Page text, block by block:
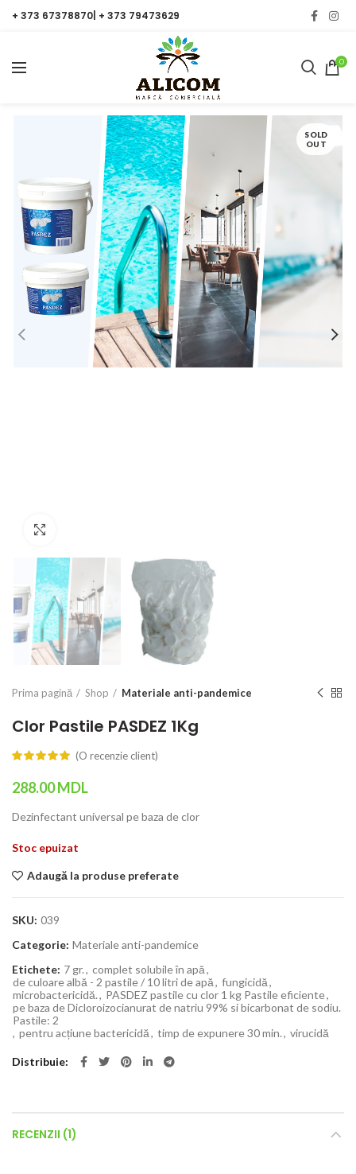
+ 373 67378870| + 373 79473629
0
SOLD
OUT
Prima pagină Shop Materiale anti-pandemice
Clor Pastile PASDEZ 1Kg
(O recenzie client)
288.00MDL
Dezinfectant universal pe baza de clor
Stoc epuizat
Adaugă la produse preferate
SKU: 039
Categorie: Materiale anti-pandemice
Etichete: 7 gr., complet solubile în apă,
de culoare albă - 2 pastile / 10 litri de apă, fungicidă,
microbactericidă., PASDEZ pastile cu clor 1 kg Pastile eficiente,
pe baza de Dicloroizocianurat de natriu 99% si bicarbonat de sodiu.
Pastile: 2
, pentru acțiune bactericidă, timp de expunere 30 min., virucidă
Distribuie
RECENZII (1)